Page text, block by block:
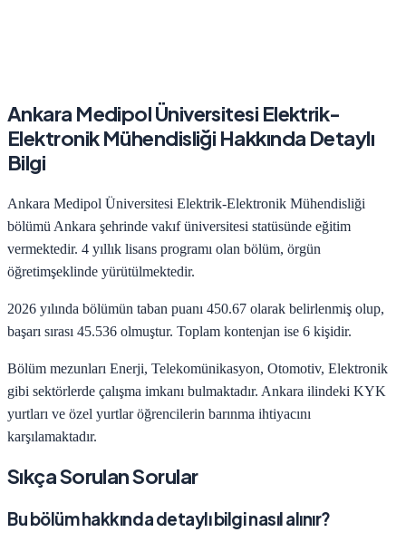
Ankara Medipol Üniversitesi Elektrik-
Elektronik Mühendisliği Hakkında Detaylı
Bilgi
Ankara Medipol Üniversitesi Elektrik-Elektronik Mühendisliği
bölümü Ankara şehrinde vakıfüniversitesi statüsünde eğitim
vermektedir. 4 yıllık lisans programı olan bölüm, örgün
öğretimşeklinde yürütülmektedir.
2026 yılında bölümün taban puanı 450.67 olarak belirlenmiş olup,
başarı sırası 45.536 olmuştur. Toplam kontenjan ise 6 kişidir.
Bölüm mezunları Enerji, Telekomünikasyon, Otomotiv, Elektronik
gibi sektörlerde çalışma imkanı bulmaktadır. Ankara ilindeki KYK
yurtları ve özel yurtlar öğrencilerin barınma ihtiyacını
karşılamaktadır.
Sıkça Sorulan Sorular
Bu bölüm hakkında detaylı bilgi nasıl alınır?